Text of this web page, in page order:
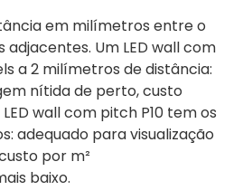
em milímetros entre o
adjacentes. Um LED wall com
a 2 milímetros de distância:
nítida de perto, custo
wall com pitch P10 tem os
adequado para visualização
por m²
baixo.